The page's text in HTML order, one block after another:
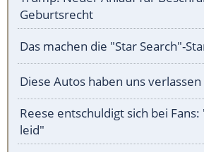
Geburtsrecht
Das machen die "Star Search"-
Diese Autos haben uns verlassen
Reese entschuldigt sich bei
leid"